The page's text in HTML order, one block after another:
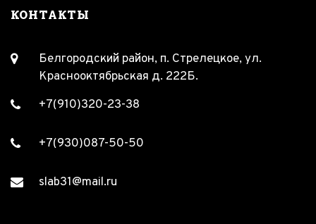
КОНТАКТЫ
Белгородский район, п. Стрелецкое, ул.
Краснооктябрьская д. 222Б.
+7(910)320-23-38
+7(930)087-50-50
slab31@mail.ru